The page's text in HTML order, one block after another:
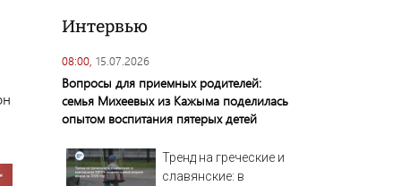
Интервью
08:00, 15.07.2026
Вопросы для приемных родителей:
семья Михеевых из Кажыма поделилась
опытом воспитания пятерых детей
Тренд на греческие и
славянские: в